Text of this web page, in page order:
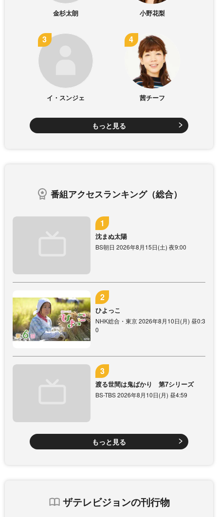
金杉太朗 小野花梨
イ・スンジェ 茜チーフ
もっと見る
番組アクセスランキング（総合）
沈まぬ太陽
BS朝日 2026年8月15日(土) 夜9:00
ひよっこ
NHK総合・東京 2026年8月10日(月) 昼0:3
0
渡る世間は鬼ばかり 第7シリーズ
BS-TBS 2026年8月10日(月) 昼4:59
もっと見る
ザテレビジョンの刊行物